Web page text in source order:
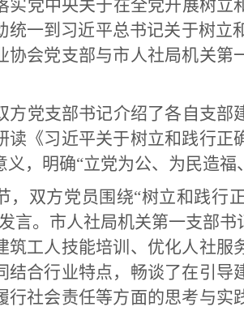
实党中央关于在全党开展树立
统一到习近平总书记关于树立
协会党支部与市人社局机关
方党支部书记介绍了各自支
读《习近平关于树立和践行正
义，明确“立党为公、为民造福
，双方党员围绕“树立和践行
言。市人社局机关第一支部
筑工人技能培训、优化人社
结合行业特点，畅谈了在引导
行社会责任等方面的思考与